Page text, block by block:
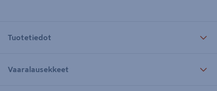
Tuotetiedot
Vaaralausekkeet